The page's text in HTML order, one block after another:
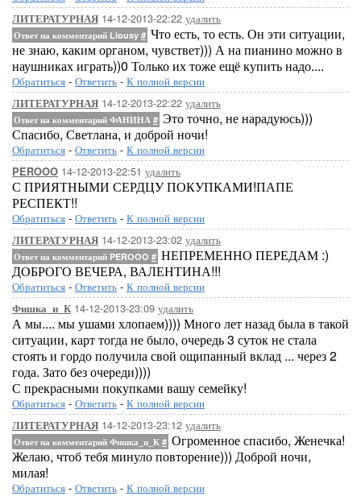
ЛИТЕРАТУРНАЯ 14-12-2013-22:22 удалить
Ответ на комментарий Liousy # Что есть, то есть. Он эти ситуации,
не знаю, каким органом, чувствет))) А на пианино можно в
наушниках играть))0 Только их тоже ещё купить надо....
Обратиться - Ответить - К полной версии
ЛИТЕРАТУРНАЯ 14-12-2013-22:22 удалить
Ответ на комментарий ФАНИНА # Это точно, не нарадуюсь)))
Спасибо, Светлана, и доброй ночи!
Обратиться - Ответить - К полной версии
PEROOO 14-12-2013-22:51 удалить
С ПРИЯТНЫМИ СЕРДЦУ ПОКУПКАМИ!ПАПЕ
РЕСПЕКТ!!
Обратиться - Ответить - К полной версии
ЛИТЕРАТУРНАЯ 14-12-2013-23:02 удалить
Ответ на комментарий PEROOO # НЕПРЕМЕННО ПЕРЕДАМ :)
ДОБРОГО ВЕЧЕРА, ВАЛЕНТИНА!!!
Обратиться - Ответить - К полной версии
Фишка_и_К14-12-2013-23:09 удалить
А мы.... мы ушами хлопаем)))) Много лет назад была в такой
ситуации, карт тогда не было, очередь 3 суток не стала
стоять и гордо получила свой ощипанный вклад ... через 2
года. Зато без очереди))))
С прекрасными покупками вашу семейку!
Обратиться - Ответить - К полной версии
ЛИТЕРАТУРНАЯ 14-12-2013-23:12 удалить
Ответ на комментарий Фишка_и_К # Огроменное спасибо, Женечка!
Желаю, чтоб тебя минуло повторение))) Доброй ночи,
милая!
Обратиться - Ответить - К полной версии